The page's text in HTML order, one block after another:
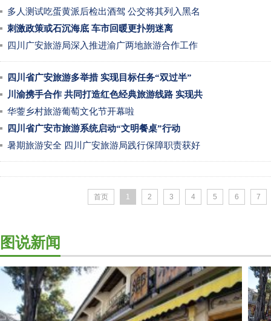
多人测试吃蛋黄派后检出酒驾 公交将其列入黑名
刺激政策或石沉海底 车市回暖更扑朔迷离
四川广安旅游局深入推进渝广两地旅游合作工作
四川省广安旅游多举措 实现目标任务“双过半”
川渝携手合作 共同打造红色经典旅游线路 实现共
华蓥乡村旅游葡萄文化节开幕啦
四川省广安市旅游系统启动“文明餐桌”行动
暑期旅游安全 四川广安旅游局践行保障职责获好
首页 1 2 3 4 5 6 7
图说新闻